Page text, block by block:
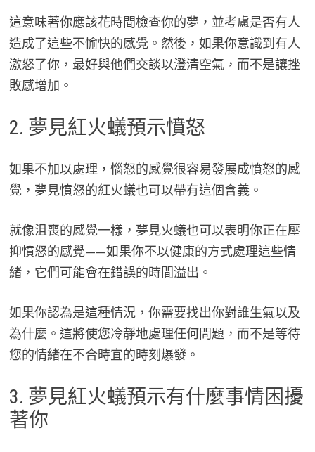
這意味著你應該花時間檢查你的夢，並考慮是否有人
造成了這些不愉快的感覺。然後，如果你意識到有人
激怒了你，最好與他們交談以澄清空氣，而不是讓挫
敗感增加。
2. 夢見紅火蟻預示憤怒
如果不加以處理，惱怒的感覺很容易發展成憤怒的感
覺，夢見憤怒的紅火蟻也可以帶有這個含義。
就像沮喪的感覺一樣，夢見火蟻也可以表明你正在壓
抑憤怒的感覺——如果你不以健康的方式處理這些情
緒，它們可能會在錯誤的時間溢出。
如果你認為是這種情況，你需要找出你對誰生氣以及
為什麼。這將使您冷靜地處理任何問題，而不是等待
您的情緒在不合時宜的時刻爆發。
3. 夢見紅火蟻預示有什麼事情困擾
著你